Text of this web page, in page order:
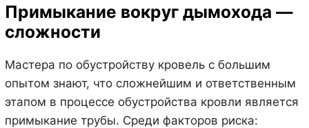
Примыкание вокруг дымохода —
сложности
Мастера по обустройству кровель с большим
опытом знают, что сложнейшим и ответственным
этапом в процессе обустройства кровли является
примыкание трубы. Среди факторов риска: